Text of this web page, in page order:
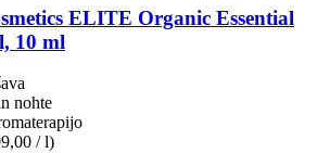
ELITE Organic Essential
10 ml
nohte
/ l)